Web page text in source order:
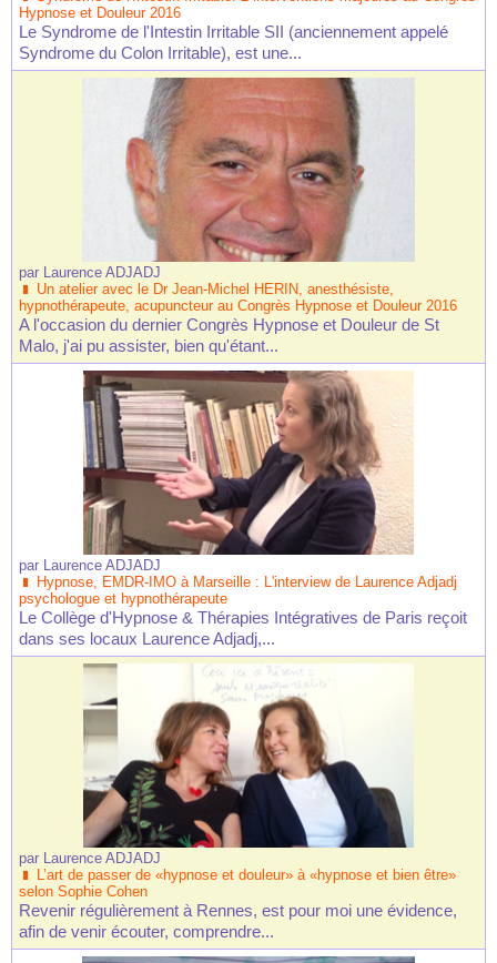
Hypnose et Douleur 2016
Le Syndrome de l'Intestin Irritable SII (anciennement appelé
Syndrome du Colon Irritable), est une...
par Laurence ADJADJ
Un atelier avec le Dr Jean-Michel HERIN, anesthésiste,
hypnothérapeute, acupuncteur au Congrès Hypnose et Douleur 2016
A l'occasion du dernier Congrès Hypnose et Douleur de St
Malo, j'ai pu assister, bien qu'étant...
par Laurence ADJADJ
Hypnose, EMDR-IMO à Marseille : L'interview de Laurence Adjadj
psychologue et hypnothérapeute
Le Collège d'Hypnose & Thérapies Intégratives de Paris reçoit
dans ses locaux Laurence Adjadj,...
par Laurence ADJADJ
L’art de passer de «hypnose et douleur» à «hypnose et bien être»
selon Sophie Cohen
Revenir régulièrement à Rennes, est pour moi une évidence,
afin de venir écouter, comprendre...